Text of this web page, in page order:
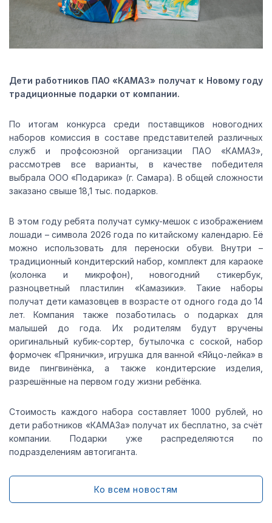
Дети работников ПАО «КАМАЗ» получат к Новому году
традиционные подарки от компании.
По итогам конкурса среди поставщиков новогодних
наборов комиссия в составе представителей различных
служб и профсоюзной организации ПАО «КАМАЗ»,
рассмотрев все варианты, в качестве победителя
выбрала ООО «Подарика» (г. Самара). В общей сложности
заказано свыше 18,1 тыс. подарков.
В этом году ребята получат сумку-мешок с изображением
лошади – символа 2026 года по китайскому календарю. Её
можно использовать для переноски обуви. Внутри –
традиционный кондитерский набор, комплект для караоке
(колонка и микрофон), новогодний стикербук,
разноцветный пластилин «Камазики». Такие наборы
получат дети камазовцев в возрасте от одного года до 14
лет. Компания также позаботилась о подарках для
малышей до года. Их родителям будут вручены
оригинальный кубик-сортер, бутылочка с соской, набор
формочек «Прянички», игрушка для ванной «Яйцо-лейка» в
виде пингвинёнка, а также кондитерские изделия,
разрешённые на первом году жизни ребёнка.
Стоимость каждого набора составляет 1000 рублей, но
дети работников «КАМАЗа» получат их бесплатно, за счёт
компании. Подарки уже распределяются по
подразделениям автогиганта.
Ко всем новостям